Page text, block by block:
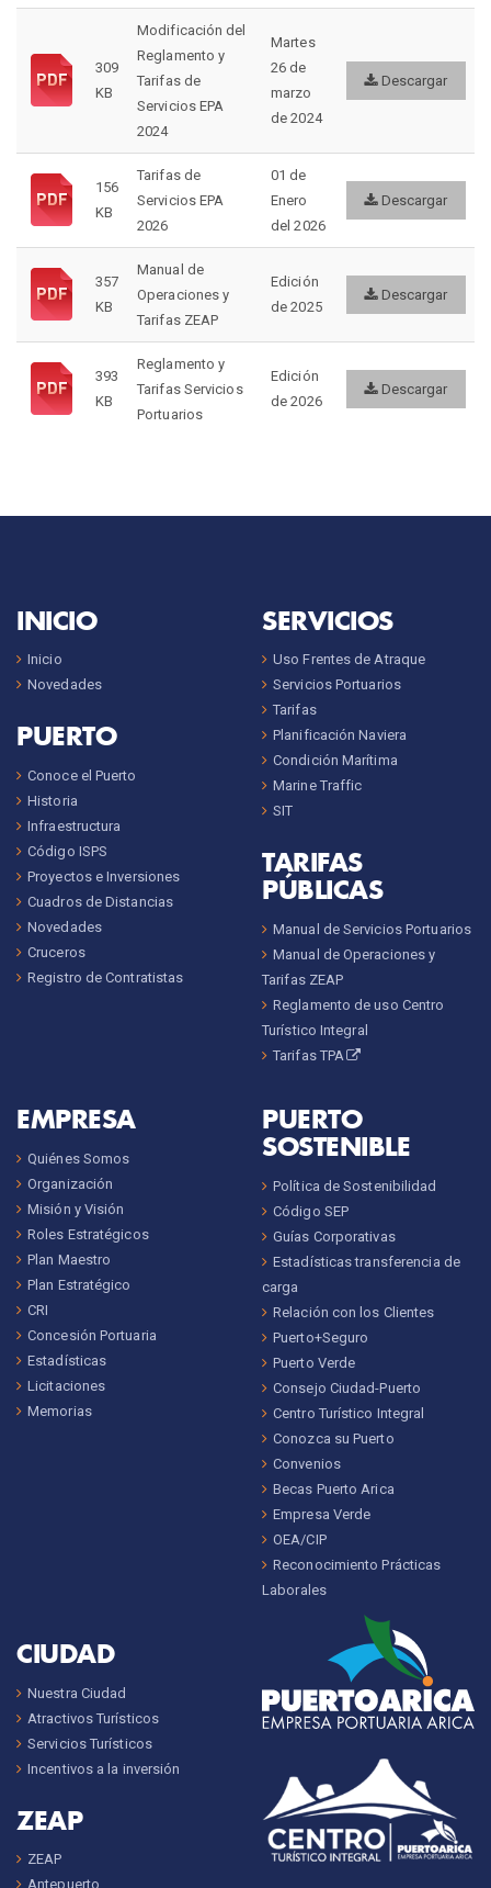
309
KB
Modificación del
Reglamento y
Tarifas de
Servicios EPA
2024
Martes
26 de
marzo
de 2024
Descargar
156
KB
Tarifas de
Servicios EPA
2026
01 de
Enero
del 2026
Descargar
357
KB
Manual de
Operaciones y
Tarifas ZEAP
Edición
de 2025
Descargar
393
KB
Reglamento y
Tarifas Servicios
Portuarios
Edición
de 2026
Descargar
INICIO
Inicio
Novedades
PUERTO
Conoce el Puerto
Historia
Infraestructura
Código ISPS
Proyectos e Inversiones
Cuadros de Distancias
Novedades
Cruceros
Registro de Contratistas
SERVICIOS
Uso Frentes de Atraque
Servicios Portuarios
Tarifas
Planificación Naviera
Condición Marítima
Marine Traffic
SIT
TARIFAS
PÚBLICAS
Manual de Servicios Portuarios
Manual de Operaciones y
Tarifas ZEAP
Reglamento de uso Centro
Turístico Integral
Tarifas TPA
EMPRESA
Quiénes Somos
Organización
Misión y Visión
Roles Estratégicos
Plan Maestro
Plan Estratégico
CRI
Concesión Portuaria
Estadísticas
Licitaciones
Memorias
PUERTO
SOSTENIBLE
Política de Sostenibilidad
Código SEP
Guías Corporativas
Estadísticas transferencia de
carga
Relación con los Clientes
Puerto+Seguro
Puerto Verde
Consejo Ciudad-Puerto
Centro Turístico Integral
Conozca su Puerto
Convenios
Becas Puerto Arica
Empresa Verde
OEA/CIP
Reconocimiento Prácticas
Laborales
CIUDAD
Nuestra Ciudad
Atractivos Turísticos
Servicios Turísticos
Incentivos a la inversión
ZEAP
ZEAP
Antepuerto